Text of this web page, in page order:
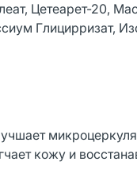
Цетеарет-20,
Глицирризат,
кожу и